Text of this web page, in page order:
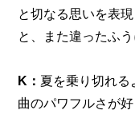
と切なる思いを表
と、また違ったふ
K： 夏を乗り切れる
曲のパワフルさが